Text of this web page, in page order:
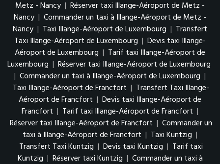
Metz - Nancy | Réserver taxi Illange-Aéroport de Metz -
Nancy | Commander un taxi à Illange-Aéroport de Metz -
Nancy | Taxi Illange-Aéroport de Luxembourg | Transfert
Taxi Illange-Aéroport de Luxembourg | Devis taxi Illange-
Aéroport de Luxembourg | Tarif taxi Illange-Aéroport de
Luxembourg | Réserver taxi Illange-Aéroport de Luxembourg
| Commander un taxi à Illange-Aéroport de Luxembourg |
Taxi Illange-Aéroport de Francfort | Transfert Taxi Illange-
Aéroport de Francfort | Devis taxi Illange-Aéroport de
Francfort | Tarif taxi Illange-Aéroport de Francfort |
Réserver taxi Illange-Aéroport de Francfort | Commander un
taxi à Illange-Aéroport de Francfort | Taxi Kuntzig |
Transfert Taxi Kuntzig | Devis taxi Kuntzig | Tarif taxi
Kuntzig | Réserver taxi Kuntzig | Commander un taxi à